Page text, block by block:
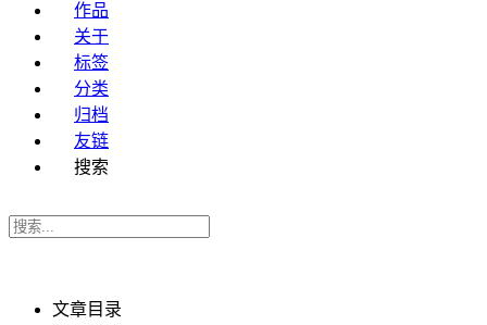
作品
关于
标签
分类
归档
友链
搜索
文章目录